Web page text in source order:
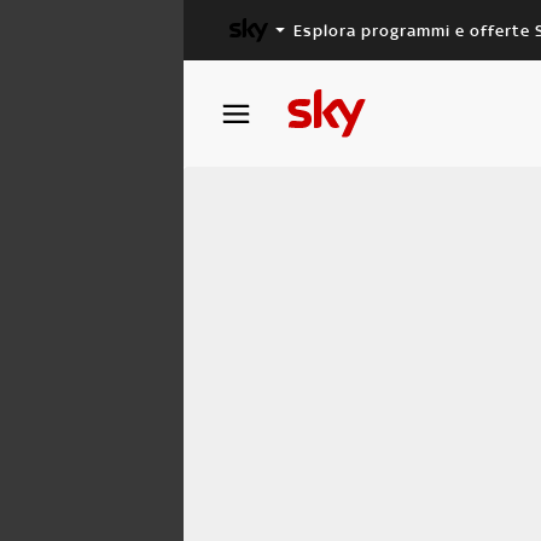
Esplora programmi e offerte